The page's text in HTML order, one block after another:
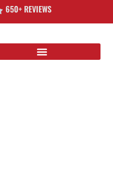
650+ REVIEWS